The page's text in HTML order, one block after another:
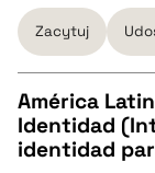
BIBTEX
pobierz cytat
Zacytuj
CZYSTY TEKST
América
Identidad
identidad